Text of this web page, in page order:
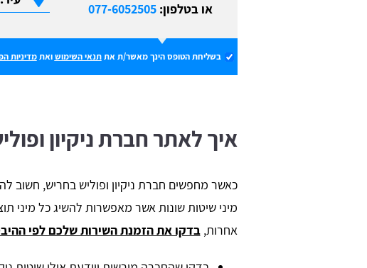
או בטלפון:077-6052505
בשליחת הטופס הינך מאשר/ת אתתנאי השימושואתמדיניות
איך לאתר חברת ניקיון
כאשר מחפשים חברת ניקיון ופוליש בחריש, חשוב
מיני שיטות שונות אשר מאפשרות להשיג כל מיני
אחרות,בדקו את הזמנת השירות שלכם לפי